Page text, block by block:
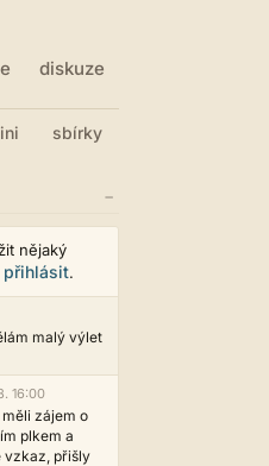
diskuze
sbírky
−
nějaký
přihlásit.
malý výlet
16:00
zájem o
plkem a
vzkaz, přišly